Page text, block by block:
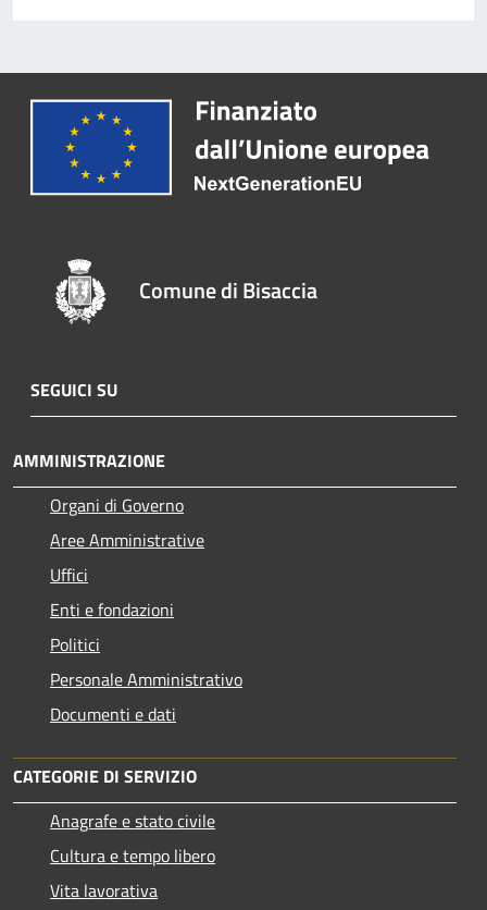
Comune di Bisaccia
SEGUICI SU
AMMINISTRAZIONE
Organi di Governo
Aree Amministrative
Uffici
Enti e fondazioni
Politici
Personale Amministrativo
Documenti e dati
CATEGORIE DI SERVIZIO
Anagrafe e stato civile
Cultura e tempo libero
Vita lavorativa